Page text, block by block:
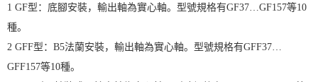
1 GF型：底腳安裝，輸出軸為實心軸。型號規格有GF37…GF157等10
種。
2 GFF型：B5法蘭安裝，輸出軸為實心軸。型號規格有GFF37…
GFF157等10種。